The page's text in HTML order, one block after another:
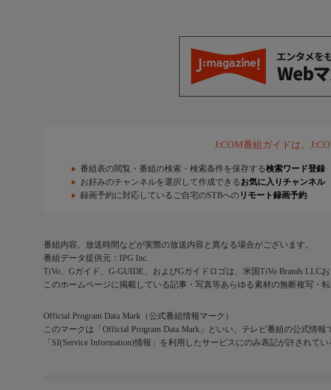
J:COM番組ガイドは、
番組表の閲覧・番組の検索・検索条件を保存する検索ワード登録
お好みのチャンネルを選択して作成できる お気に入りチャンネル
録画予約に対応しているご自宅のSTBへの リモート録画予約
番組内容、放送時間などが実際の放送内容と異なる場合がございます。
番組データ提供元：IPG Inc.
TiVo、Gガイド、G-GUIDE、およびGガイドロゴは、米国TiVo Brands LLC
このホームページに掲載している記事・写真等あらゆる素材の無断複写・転
Official Program Data Mark（公式番組情報マーク）
このマークは「Official Program Data Mark」といい、テレビ番組の公式情報
「SI(Service Information)情報」を利用したサービスにのみ表記が許されてい